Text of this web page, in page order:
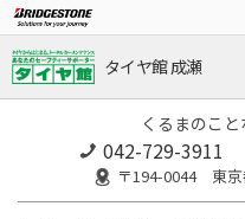
タイヤ館 成瀬
くるまのこ
042-729-3911
〒194-0044 東